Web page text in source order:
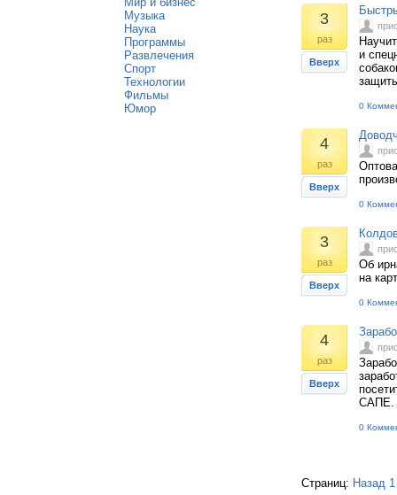
Музыка
Наука
Программы
Развлечения
Спорт
Технологии
Фильмы
Юмор
3
раз
Вверх
и
0
4
раз
Вверх
0
3
раз
Вверх
Об
на
0
4
раз
Вверх
САПЕ.
0
Страниц: Назад 1